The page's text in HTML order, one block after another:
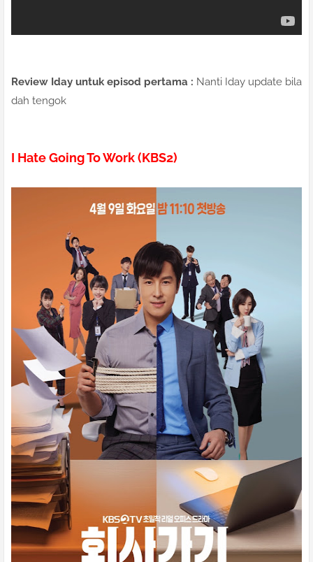
Review Iday untuk episod pertama : Nanti Iday update bila
dah tengok
I Hate Going To Work (KBS2)